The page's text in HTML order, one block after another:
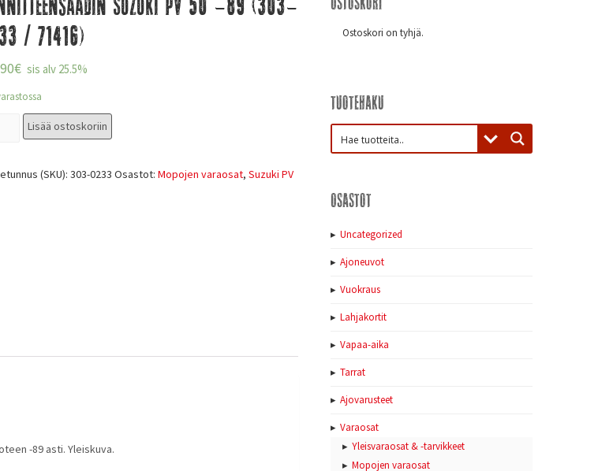
/ 71416)
€ sis alv 25.5%
Lisää ostoskoriin
(SKU): 303-0233 Osastot: Mopojen varaosat, Suzuki PV
-89 asti. Yleiskuva.
Ostoskori on tyhjä.
Tuotehaku
Osastot
Uncategorized
Ajoneuvot
Vuokraus
Lahjakortit
Vapaa-aika
Tarrat
Ajovarusteet
Varaosat
Yleisvaraosat & -tarvikkeet
Mopojen varaosat